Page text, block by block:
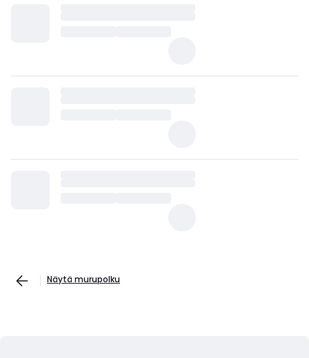
Näytä murupolku